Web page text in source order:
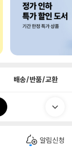
배송/반품/교환
알림신청